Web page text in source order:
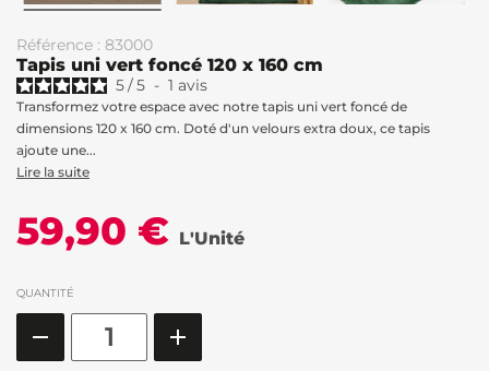
Référence : 83000
Tapis uni vert foncé 120 x 160 cm
5/5 - 1 avis
Transformez votre espace avec notre tapis uni vert foncé de
dimensions 120 x 160 cm. Doté d'un velours extra doux, ce tapis
ajoute une...
Lire la suite
59,90 € L'Unité
QUANTITÉ